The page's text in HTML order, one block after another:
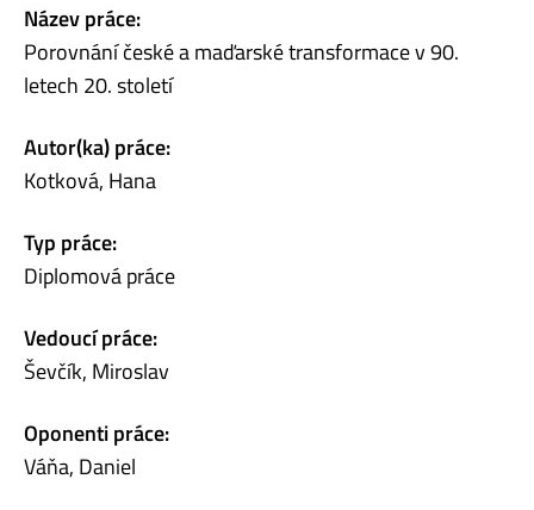
Název práce:
Porovnání české a maďarské transformace v 90.
letech 20. století
Autor(ka) práce:
Kotková, Hana
Typ práce:
Diplomová práce
Vedoucí práce:
Ševčík, Miroslav
Oponenti práce:
Váňa, Daniel